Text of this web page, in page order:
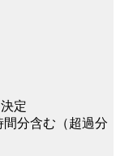
定
分含む（超過分